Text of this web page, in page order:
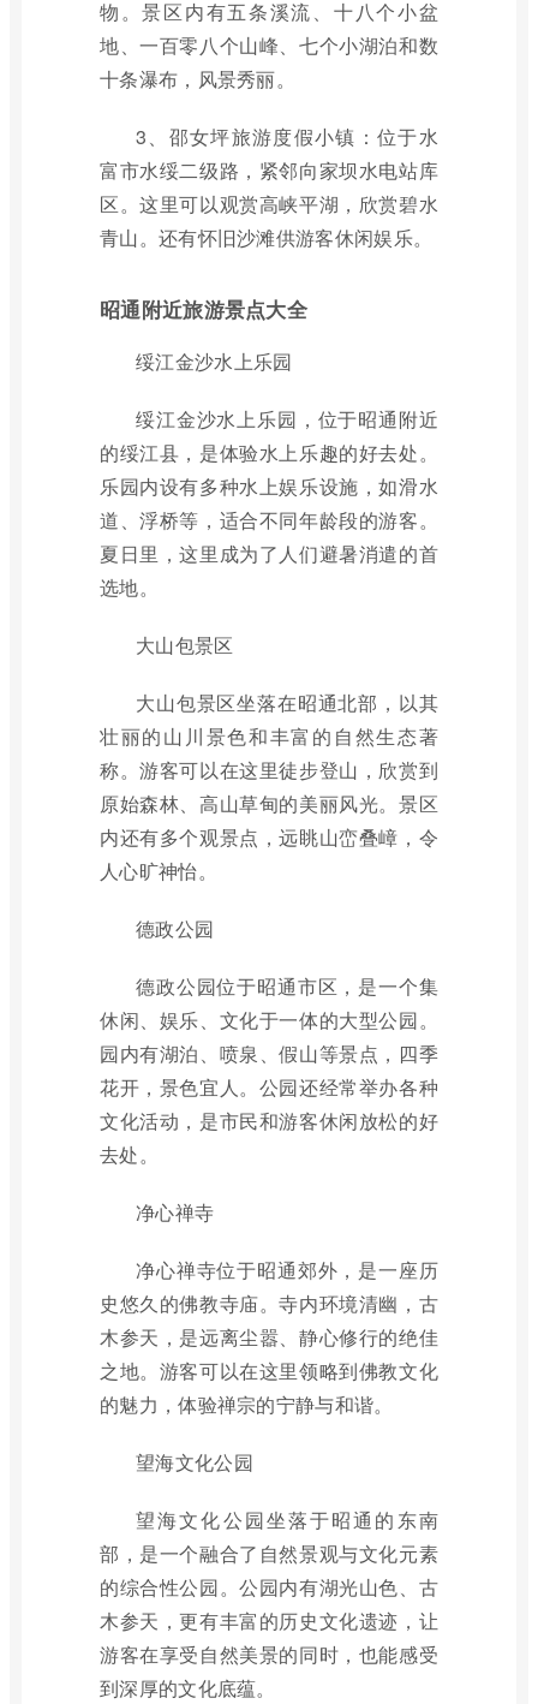
物。景区内有五条溪流、十八个小盆
地、一百零八个山峰、七个小湖泊和数
十条瀑布，风景秀丽。
3、邵女坪旅游度假小镇：位于水
富市水绥二级路，紧邻向家坝水电站库
区。这里可以观赏高峡平湖，欣赏碧水
青山。还有怀旧沙滩供游客休闲娱乐。
昭通附近旅游景点大全
绥江金沙水上乐园
绥江金沙水上乐园，位于昭通附近
的绥江县，是体验水上乐趣的好去处。
乐园内设有多种水上娱乐设施，如滑水
道、浮桥等，适合不同年龄段的游客。
夏日里，这里成为了人们避暑消遣的首
选地。
大山包景区
大山包景区坐落在昭通北部，以其
壮丽的山川景色和丰富的自然生态著
称。游客可以在这里徒步登山，欣赏到
原始森林、高山草甸的美丽风光。景区
内还有多个观景点，远眺山峦叠嶂，令
人心旷神怡。
德政公园
德政公园位于昭通市区，是一个集
休闲、娱乐、文化于一体的大型公园。
园内有湖泊、喷泉、假山等景点，四季
花开，景色宜人。公园还经常举办各种
文化活动，是市民和游客休闲放松的好
去处。
净心禅寺
净心禅寺位于昭通郊外，是一座历
史悠久的佛教寺庙。寺内环境清幽，古
木参天，是远离尘嚣、静心修行的绝佳
之地。游客可以在这里领略到佛教文化
的魅力，体验禅宗的宁静与和谐。
望海文化公园
望海文化公园坐落于昭通的东南
部，是一个融合了自然景观与文化元素
的综合性公园。公园内有湖光山色、古
木参天，更有丰富的历史文化遗迹，让
游客在享受自然美景的同时，也能感受
到深厚的文化底蕴。